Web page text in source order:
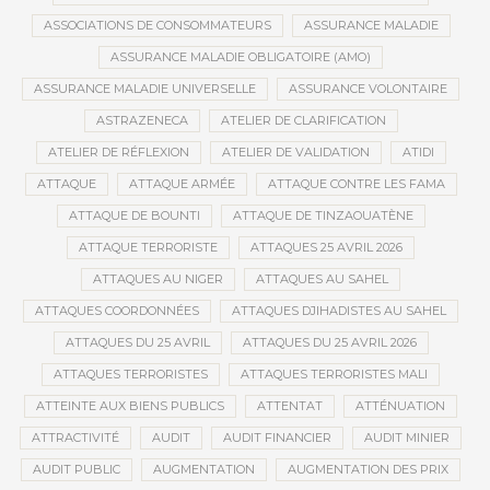
ASSOCIATIONS DE CONSOMMATEURS ASSURANCE MALADIE
ASSURANCE MALADIE OBLIGATOIRE (AMO)
ASSURANCE MALADIE UNIVERSELLE ASSURANCE VOLONTAIRE
ASTRAZENECA ATELIER DE CLARIFICATION
ATELIER DE RÉFLEXION ATELIER DE VALIDATION ATIDI
ATTAQUE ATTAQUE ARMÉE ATTAQUE CONTRE LES FAMA
ATTAQUE DE BOUNTI ATTAQUE DE TINZAOUATÈNE
ATTAQUE TERRORISTE ATTAQUES 25 AVRIL 2026
ATTAQUES AU NIGER ATTAQUES AU SAHEL
ATTAQUES COORDONNÉES ATTAQUES DJIHADISTES AU SAHEL
ATTAQUES DU 25 AVRIL ATTAQUES DU 25 AVRIL 2026
ATTAQUES TERRORISTES ATTAQUES TERRORISTES MALI
ATTEINTE AUX BIENS PUBLICS ATTENTAT ATTÉNUATION
ATTRACTIVITÉ AUDIT AUDIT FINANCIER AUDIT MINIER
AUDIT PUBLIC AUGMENTATION AUGMENTATION DES PRIX